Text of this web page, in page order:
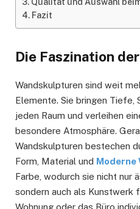
Fazit
Die Faszination
Wandskulpturen sind weit
Elemente. Sie bringen Tiefe,
jeden Raum und verleihen
besondere Atmosphäre.
Wandskulpturen bestechen
Form, Material und Moderne
Farbe, wodurch sie nicht nur
sondern auch als Kunstwerk